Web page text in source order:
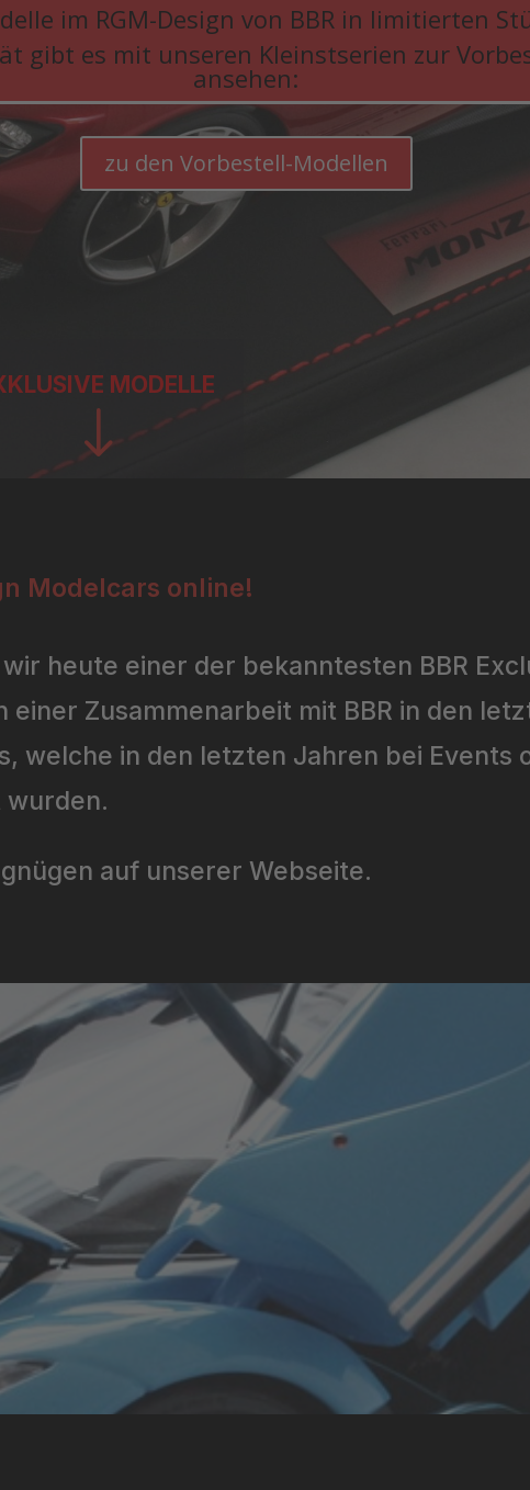
im RGM-Design von BBR in limitierten
gibt es mit unseren Kleinstserien zur
ansehen:
zu den Vorbestell-Modellen
MODELLE
"
Modelcars online!
heute einer der bekanntesten BBR
einer Zusammenarbeit mit BBR in den
welche in den letzten Jahren bei Events
wurden.
auf unserer Webseite.